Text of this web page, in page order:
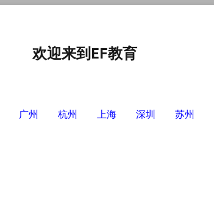
欢迎来到EF教育
广州 杭州 上海 深圳 苏州